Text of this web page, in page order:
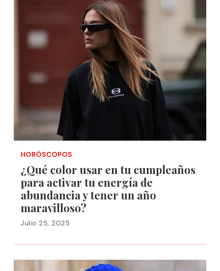
HORÓSCOPOS
¿Qué color usar en tu cumpleaños
para activar tu energía de
abundancia y tener un año
maravilloso?
Julio 25, 2025